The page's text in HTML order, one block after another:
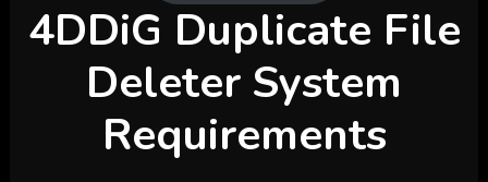
4DDiG Duplicate File
Deleter System
Requirements